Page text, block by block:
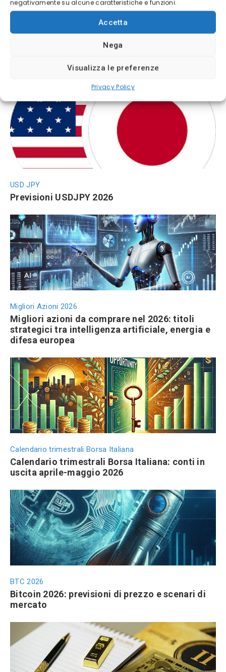
negativamente su alcune caratteristiche e funzioni.
Accetta
Nega
Visualizza le preferenze
Privacy Policy
Novità da non perdere
USD JPY
Previsioni USDJPY 2026
Migliori Azioni 2026
Migliori azioni da comprare nel 2026: titoli
strategici tra intelligenza artificiale, energia e
difesa europea
Calendario trimestrali Borsa Italiana
Calendario trimestrali Borsa Italiana: conti in
uscita aprile-maggio 2026
BTC 2026
Bitcoin 2026: previsioni di prezzo e scenari di
mercato